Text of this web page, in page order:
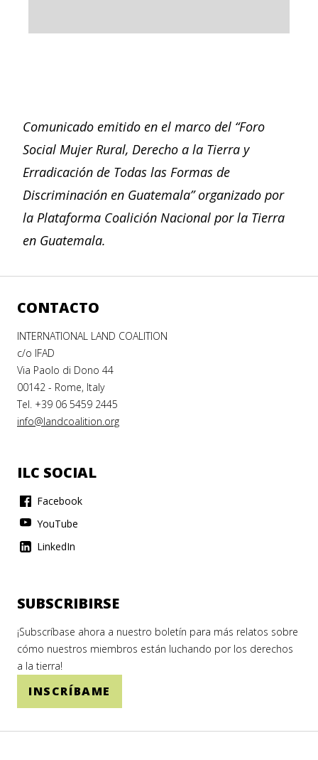
Comunicado emitido en el marco del “Foro
Social Mujer Rural, Derecho a la Tierra y
Erradicación de Todas las Formas de
Discriminación en Guatemala” organizado por
la Plataforma Coalición Nacional por la Tierra
en Guatemala.
CONTACTO
INTERNATIONAL LAND COALITION
c/o IFAD
Via Paolo di Dono 44
00142 - Rome, Italy
Tel. +39 06 5459 2445
info@landcoalition.org
ILC SOCIAL
Facebook
YouTube
LinkedIn
SUBSCRIBIRSE
¡Subscríbase ahora a nuestro boletín para más relatos sobre
cómo nuestros miembros están luchando por los derechos
a la tierra!
INSCRÍBAME